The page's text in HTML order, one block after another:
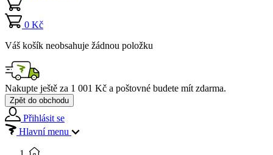
0 Kč
Váš košík neobsahuje žádnou položku
Nakupte ještě za 1 001 Kč a poštovné budete mít zdarma.
Zpět do obchodu
Přihlásit se
Hlavní menu